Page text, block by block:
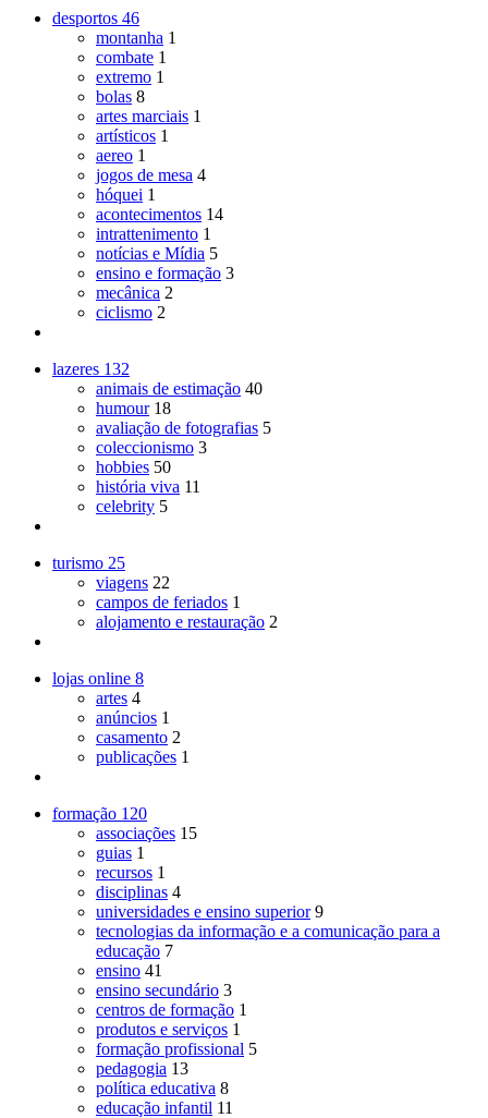
desportos 46
montanha 1
combate 1
extremo 1
bolas 8
artes marciais 1
artísticos 1
aereo 1
jogos de mesa 4
hóquei 1
acontecimentos 14
intrattenimento 1
notícias e Mídia 5
ensino e formação 3
mecânica 2
ciclismo 2
lazeres 132
animais de estimação 40
humour 18
avaliação de fotografias 5
coleccionismo 3
hobbies 50
história viva 11
celebrity 5
turismo 25
viagens 22
campos de feriados 1
alojamento e restauração 2
lojas online 8
artes 4
anúncios 1
casamento 2
publicações 1
formação 120
associações 15
guias 1
recursos 1
disciplinas 4
universidades e ensino superior 9
tecnologias da informação e a comunicação para a
educação 7
ensino 41
ensino secundário 3
centros de formação 1
produtos e serviços 1
formação profissional 5
pedagogia 13
política educativa 8
educação infantil 11